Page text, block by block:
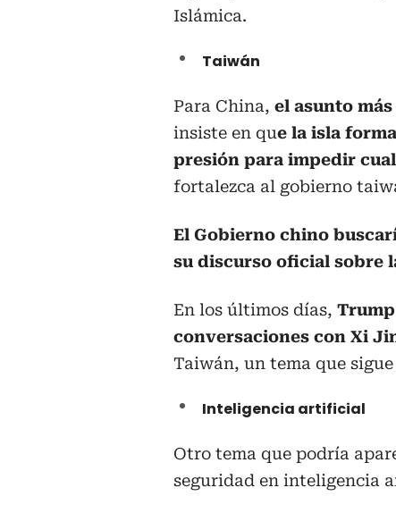
Islámica.
Taiwán
Para China, el asunto
insiste en que la isla
presión para impedir
fortalezca al gobierno
El Gobierno chino
su discurso oficial sobre
En los últimos días,
conversaciones con Xi
Taiwán, un tema que
Inteligencia artificial
Otro tema que podría
seguridad en inteligencia